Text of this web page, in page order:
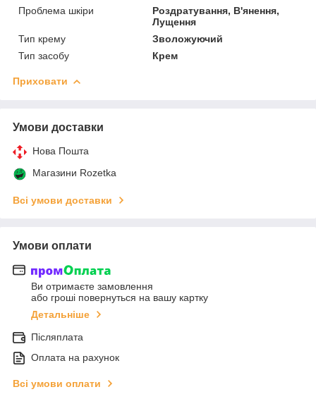
Проблема шкіри
Роздратування, В'янення,
Лущення
Тип крему
Зволожуючий
Тип засобу
Крем
Приховати
Умови доставки
Нова Пошта
Магазини Rozetka
Всі умови доставки
Умови оплати
Ви отримаєте замовлення
або гроші повернуться на вашу картку
Детальніше
Післяплата
Оплата на рахунок
Всі умови оплати